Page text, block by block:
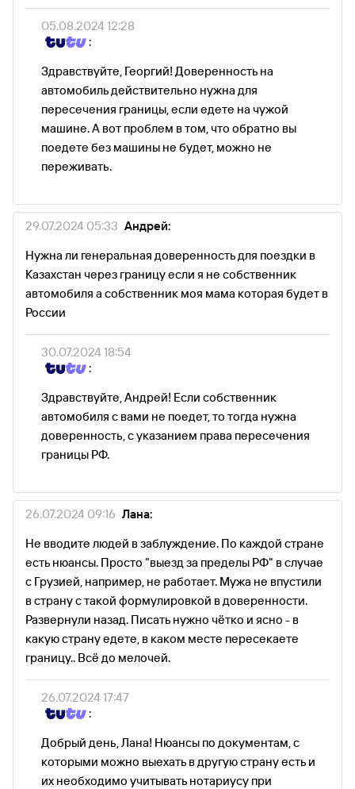
05.08.2024 12:28
:
Здравствуйте, Георгий! Доверенность на
автомобиль действительно нужна для
пересечения границы, если едете на чужой
машине. А вот проблем в том, что обратно вы
поедете без машины не будет, можно не
переживать.
29.07.2024 05:33 Андрей:
Нужна ли генеральная доверенность для поездки в
Казахстан через границу если я не собственник
автомобиля а собственник моя мама которая будет в
России
30.07.2024 18:54
:
Здравствуйте, Андрей! Если собственник
автомобиля с вами не поедет, то тогда нужна
доверенность, с указанием права пересечения
границы РФ.
26.07.2024 09:16 Лана:
Не вводите людей в заблуждение. По каждой стране
есть нюансы. Просто "выезд за пределы РФ" в случае
с Грузией, например, не работает. Мужа не впустили
в страну с такой формулировкой в доверенности.
Развернули назад. Писать нужно чётко и ясно - в
какую страну едете, в каком месте пересекаете
границу.. Всё до мелочей.
26.07.2024 17:47
:
Добрый день, Лана! Нюансы по документам, с
которыми можно выехать в другую страну есть и
их необходимо учитывать нотариусу при